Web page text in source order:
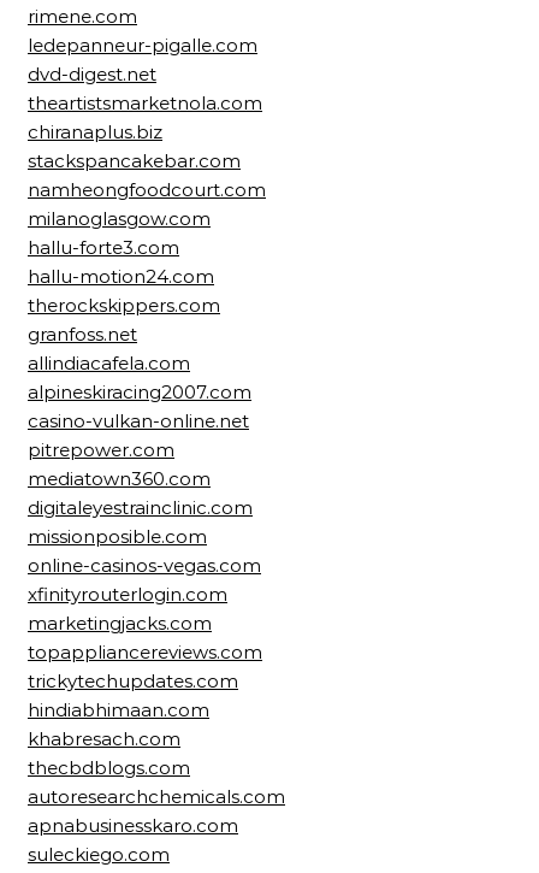
rimene.com
ledepanneur-pigalle.com
dvd-digest.net
theartistsmarketnola.com
chiranaplus.biz
stackspancakebar.com
namheongfoodcourt.com
milanoglasgow.com
hallu-forte3.com
hallu-motion24.com
therockskippers.com
granfoss.net
allindiacafela.com
alpineskiracing2007.com
casino-vulkan-online.net
pitrepower.com
mediatown360.com
digitaleyestrainclinic.com
missionposible.com
online-casinos-vegas.com
xfinityrouterlogin.com
marketingjacks.com
topappliancereviews.com
trickytechupdates.com
hindiabhimaan.com
khabresach.com
thecbdblogs.com
autoresearchchemicals.com
apnabusinesskaro.com
suleckiego.com